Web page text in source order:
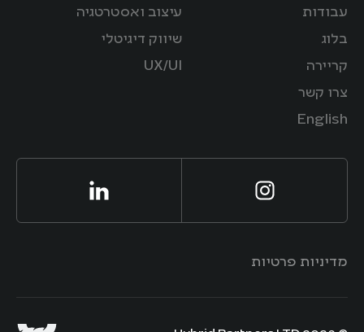
עבודות
בלוג
קריירה
צרו קשר
English
עיצוב ואסטרטגיה
שיווק דיגיטלי
UX/UI
מדיניות פרטיות